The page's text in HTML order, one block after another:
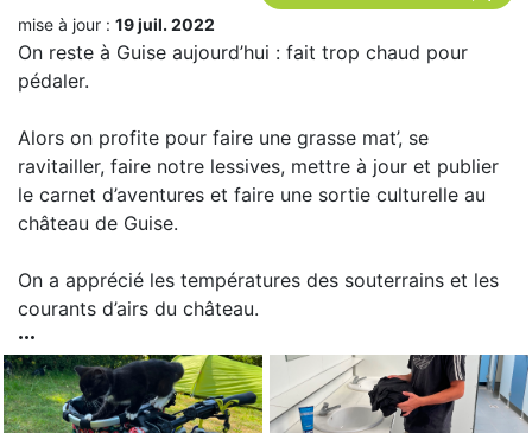
mise à jour : 19 juil. 2022
On reste à Guise aujourd’hui : fait trop chaud pour
pédaler.
Alors on profite pour faire une grasse mat’, se
ravitailler, faire notre lessives, mettre à jour et publier
le carnet d’aventures et faire une sortie culturelle au
château de Guise.
On a apprécié les températures des souterrains et les
courants d’airs du château.